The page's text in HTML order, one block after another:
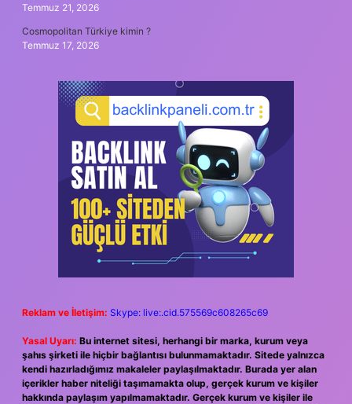
Temmuz 21, 2026
Cosmopolitan Türkiye kimin ?
Temmuz 17, 2026
Reklam ve İletişim: Skype: live:.cid.575569c608265c69
Yasal Uyarı: Bu internet sitesi, herhangi bir marka, kurum veya
şahıs şirketi ile hiçbir bağlantısı bulunmamaktadır. Sitede yalnızca
kendi hazırladığımız makaleler paylaşılmaktadır. Burada yer alan
içerikler haber niteliği taşımamakta olup, gerçek kurum ve kişiler
hakkında paylaşım yapılmamaktadır. Gerçek kurum ve kişiler ile